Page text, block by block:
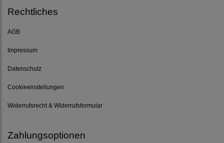
Rechtliches
AGB
Impressum
Datenschutz
Cookieeinstellungen
Widerrufsrecht & Widerrufsformular
Zahlungsoptionen